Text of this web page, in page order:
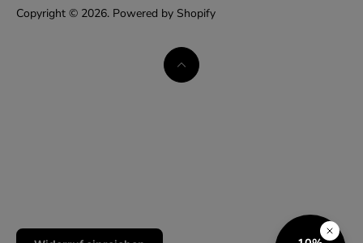
Widerrufsrecht
Copyright © 2026. Powered by Shopify